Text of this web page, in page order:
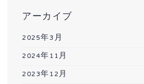
アーカイブ
2025年3月
2024年11月
2023年12月